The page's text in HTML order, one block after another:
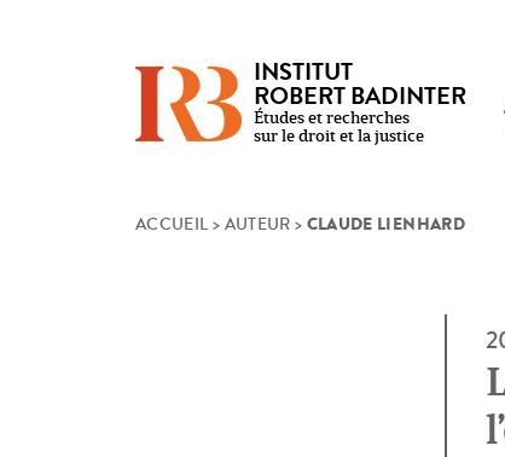
INSTITUT
ROBERT BADINTER
Études et recherches
sur le droit et la justice
ACCUEIL > AUTEUR > CLAUDE LIENHARD